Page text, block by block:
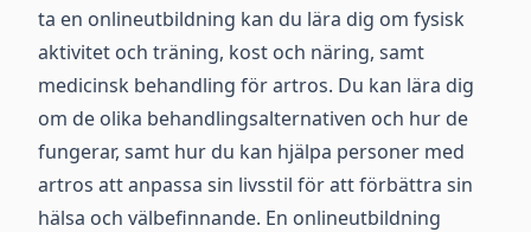
ta en onlineutbildning kan du lära dig om fysisk
aktivitet och träning, kost och näring, samt
medicinsk behandling för artros. Du kan lära dig
om de olika behandlingsalternativen och hur de
fungerar, samt hur du kan hjälpa personer med
artros att anpassa sin livsstil för att förbättra sin
hälsa och välbefinnande. En onlineutbildning